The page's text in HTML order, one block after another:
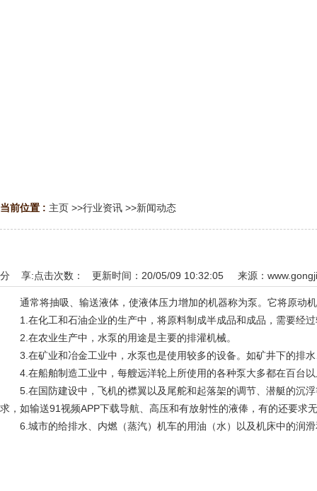
当前位置 : 主页 >>行业资讯 >>新闻动态
点击次数： 更新时间：20/05/09 10:32:05 来源：
分 享:
通常将抽吸、输送液体，使液体压力增加的机器称为泵。它将原动
1.在化工和石油企业的生产中，将原料制成半成品和成品，需要经过
2.在农业生产中，水泵的用途是主要的排灌机械。
3.在矿业和冶金工业中，水泵也是使用较多的设备。如矿井下的排水
4.在船舶制造工业中，每艘远洋轮上所使用的各种泵大多都在百台以
5.在国防建设中，飞机的襟翼以及尾舵和起落架的调节、潜艇的沉浮
求，如输送91视频APP下载导航、高压和有放射性的液俸，有的还要求
6.城市的给排水、内燃（蒸汽）机车的用油（水）以及机床中的润滑